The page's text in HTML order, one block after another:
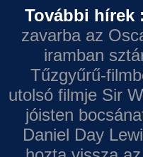
További hírek :
zavarba az
iramban
Tűzgyűrű-
utolsó filmje Sir
jóisten
Daniel Day